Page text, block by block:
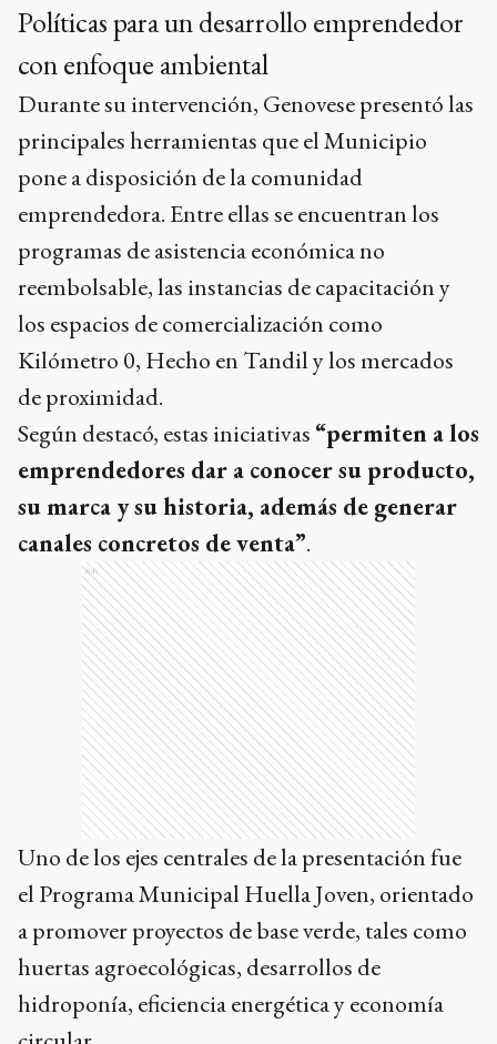
Políticas para un desarrollo emprendedor
con enfoque ambiental
Durante su intervención, Genovese presentó las
principales herramientas que el Municipio
pone a disposición de la comunidad
emprendedora. Entre ellas se encuentran los
programas de asistencia económica no
reembolsable, las instancias de capacitación y
los espacios de comercialización como
Kilómetro 0, Hecho en Tandil y los mercados
de proximidad.
Según destacó, estas iniciativas “permiten a los
emprendedores dar a conocer su producto,
su marca y su historia, además de generar
canales concretos de venta”.
Ads
Uno de los ejes centrales de la presentación fue
el Programa Municipal Huella Joven, orientado
a promover proyectos de base verde, tales como
huertas agroecológicas, desarrollos de
hidroponía, eficiencia energética y economía